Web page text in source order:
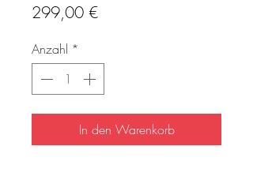
299,00 €Preis
Anzahl *
In den Warenkorb